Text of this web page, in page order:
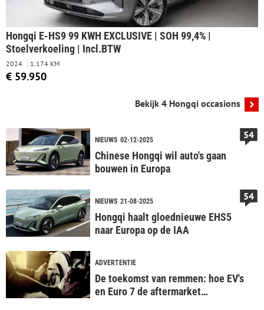
Hongqi E-HS9 99 KWH EXCLUSIVE | SOH 99,4% |
Stoelverkoeling | Incl.BTW
2024 1.174 KM
€ 59.950
Bekijk 4 Hongqi occasions
NIEUWS 02-12-2025
Chinese Hongqi wil auto's gaan
bouwen in Europa
54
NIEUWS 21-08-2025
Hongqi haalt gloednieuwe EHS5
naar Europa op de IAA
54
ADVERTENTIE
De toekomst van remmen: hoe EV's
en Euro 7 de aftermarket